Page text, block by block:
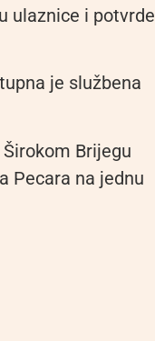
ulaznice i potvrde
je službena
Brijegu
Pecara na jednu